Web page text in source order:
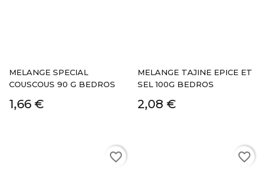
MELANGE SPECIAL
COUSCOUS 90 G BEDROS
1,66 €
MELANGE TAJINE EPICE ET
SEL 100G BEDROS
2,08 €
favorite_border favorite_border